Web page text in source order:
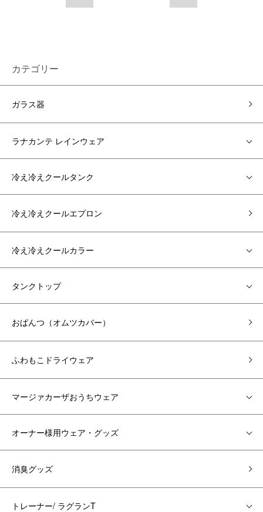
カテゴリー
ガラス器
ラナカンテ レインウェア
冷え冷えクールタンク
冷え冷えクールエプロン
冷え冷えクールカラー
タンクトップ
おぱんつ（オムツカバー）
ふわもこドライウェア
マージァカーザおうちウェア
オーナー様用ウェア・グッズ
消臭グッズ
トレーナー/ ラグランT